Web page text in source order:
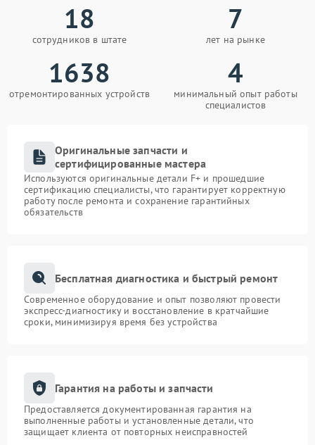
18
сотрудников в штате
7
лет на рынке
1638
отремонтированных устройств
4
минимальный опыт работы
специалистов
Оригинальные запчасти и
сертифицированные мастера
Используются оригинальные детали F+ и прошедшие
сертификацию специалисты, что гарантирует корректную
работу после ремонта и сохранение гарантийных
обязательств
Бесплатная диагностика и быстрый ремонт
Современное оборудование и опыт позволяют провести
экспресс-диагностику и восстановление в кратчайшие
сроки, минимизируя время без устройства
Гарантия на работы и запчасти
Предоставляется документированная гарантия на
выполненные работы и установленные детали, что
защищает клиента от повторных неисправностей